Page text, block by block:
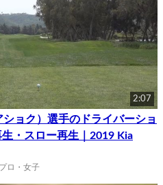
2:07
ョク）選手のドライバーショ
・スロー再生｜2019 Kia
ロ・女子